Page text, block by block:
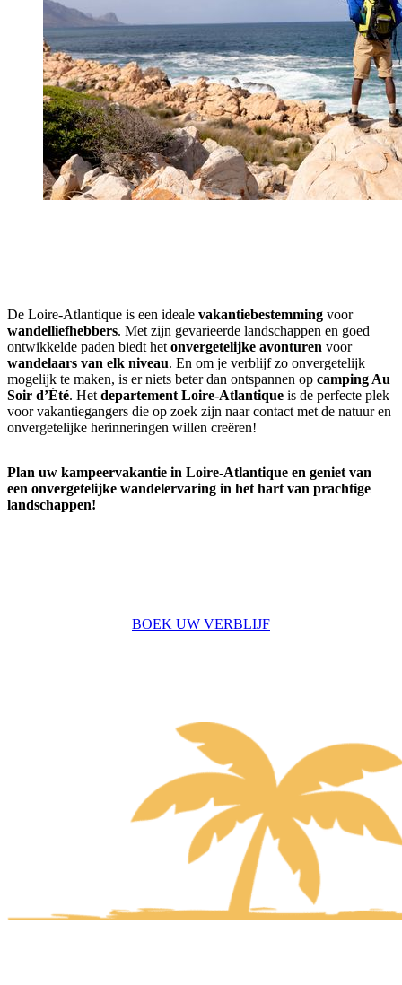
De Loire-Atlantique is een ideale vakantiebestemming voor
wandelliefhebbers. Met zijn gevarieerde landschappen en goed
ontwikkelde paden biedt het onvergetelijke avonturen voor
wandelaars van elk niveau. En om je verblijf zo onvergetelijk
mogelijk te maken, is er niets beter dan ontspannen op camping Au
Soir d’Été. Het departement Loire-Atlantique is de perfecte plek
voor vakantiegangers die op zoek zijn naar contact met de natuur en
onvergetelijke herinneringen willen creëren!
Plan uw kampeervakantie in Loire-Atlantique en geniet van
een onvergetelijke wandelervaring in het hart van prachtige
landschappen!
BOEK UW VERBLIJF